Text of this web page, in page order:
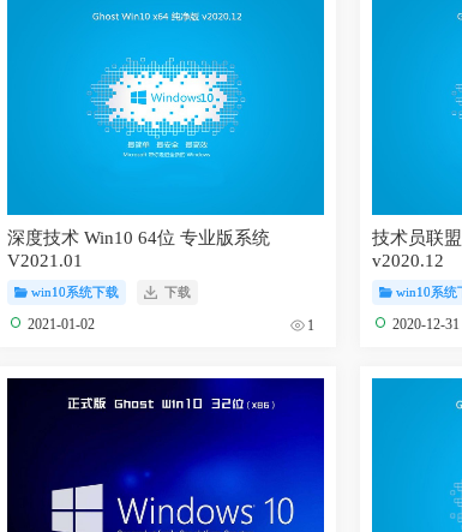
深度技术 Win10 64位 专业版系统
V2021.01
win10系统下载 下载
2021-01-02 1
技术员联
v2020.12
win10系统
2020-12-31